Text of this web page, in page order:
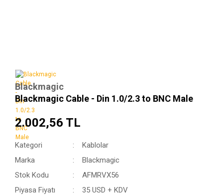
Blackmagic
Blackmagic Cable - Din 1.0/2.3 to BNC Male
2.002,56 TL
Kategori
Kablolar
Marka
Blackmagic
Stok Kodu
AFMRVX56
Piyasa Fiyatı
35 USD + KDV